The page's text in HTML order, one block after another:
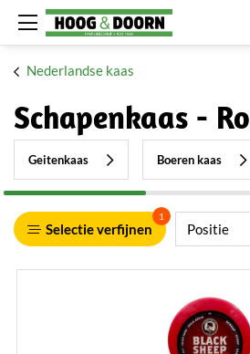
Nederlandse kaas
Schapenkaas -
Geitenkaas Boeren kaas
Selectie verfijnen
1